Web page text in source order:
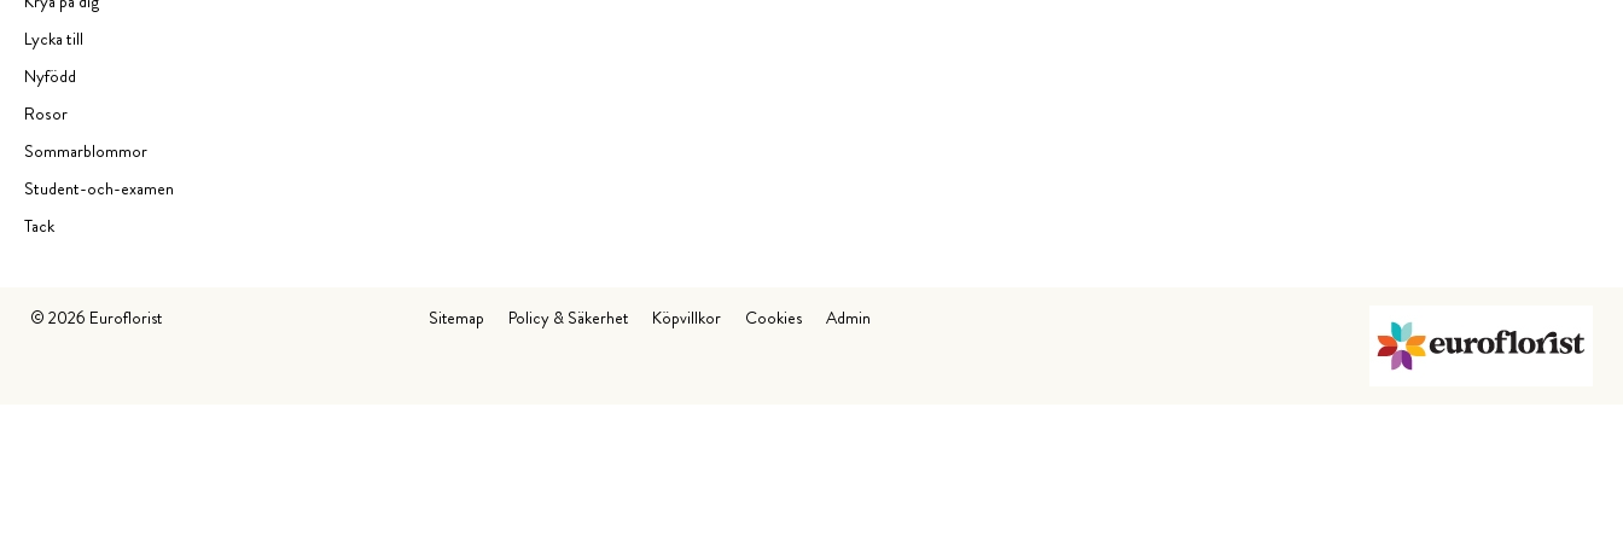
Lycka till
Nyfödd
Rosor
Sommarblommor
Student-och-examen
Tack
© 2026 Euroflorist Sitemap Policy & Säkerhet Köpvillkor Cookies Admin